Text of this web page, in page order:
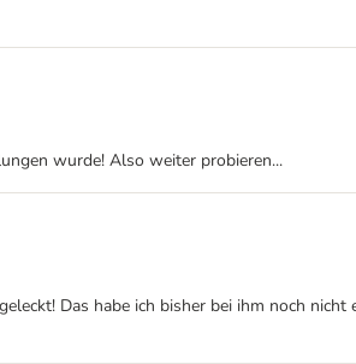
wurde! Also weiter probieren...
Das habe ich bisher bei ihm noch nicht